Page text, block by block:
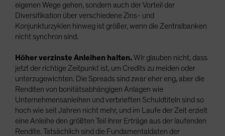
eigenen Wege gehen, sondern auch der Vorteil der
Diversifikation über verschiedene Zins- und
Konjunkturzyklen hinweg ist größer, wenn die Zentralbanken
nicht synchron sind.
Höher verzinste Anleihen halten.Wir glauben nicht, dass
jetzt der richtige Zeitpunkt ist, um Credits zu meiden oder
unterzugewichten. Die Spreads sind zwar eher eng, aber die
Renditen von bonitätsabhängigen Anlagen wie
Unternehmensanleihen und verbrieften Schuldtiteln sind so
hoch wie seit Jahren nicht mehr, und im Laufe der Zeit erzielt
eine Anleihe den größten Teil ihrer Erträge aus der laufenden
Rendite. Tatsächlich sind die Fundamentaldaten der